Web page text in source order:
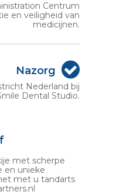
Centrum
en veiligheid van
medicijnen.
Nazorg
Nederland bij
Dental Studio.
met scherpe
en unieke
met u tandarts